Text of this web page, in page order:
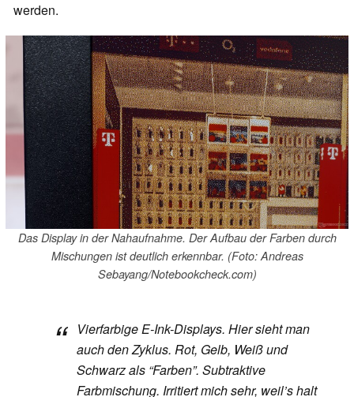
werden.
Das Display in der Nahaufnahme. Der Aufbau der Farben durch
Mischungen ist deutlich erkennbar. (Foto: Andreas
Sebayang/Notebookcheck.com)
Vierfarbige E-Ink-Displays. Hier sieht man
auch den Zyklus. Rot, Gelb, Weiß und
Schwarz als “Farben”. Subtraktive
Farbmischung. Irritiert mich sehr, weil’s halt